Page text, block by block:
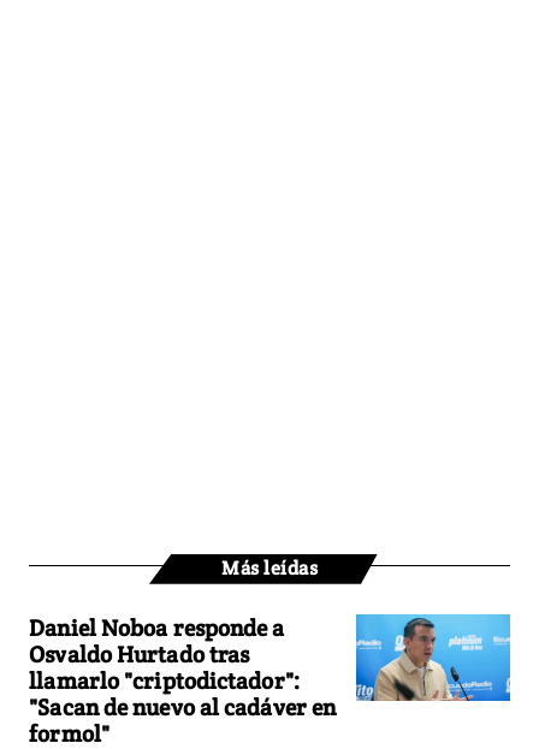
Más leídas
Daniel Noboa responde a
Osvaldo Hurtado tras
llamarlo "criptodictador":
"Sacan de nuevo al cadáver en
formol"